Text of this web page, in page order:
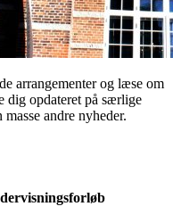
arrangementer og læse om
opdateret på særlige
andre nyheder.